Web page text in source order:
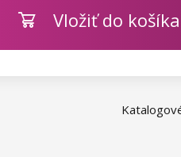
Vložiť do košíka